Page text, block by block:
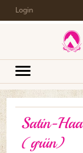
Login
Satin-
(grün)